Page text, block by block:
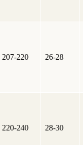
207-220 26-28
220-240 28-30